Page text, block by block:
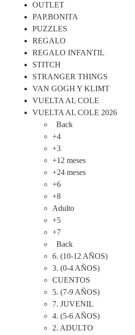
OUTLET
PAP.BONITA
PUZZLES
REGALO
REGALO INFANTIL
STITCH
STRANGER THINGS
VAN GOGH Y KLIMT
VUELTA AL COLE
VUELTA AL COLE 2026
Back
+4
+3
+12 meses
+24 meses
+6
+8
Adulto
+5
+7
Back
6. (10-12 AÑOS)
3. (0-4 AÑOS)
CUENTOS
5. (7-9 AÑOS)
7. JUVENIL
4. (5-6 AÑOS)
2. ADULTO